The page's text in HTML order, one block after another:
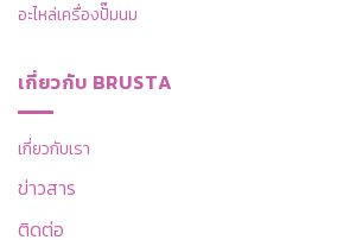
อะไหล่เครื่องปั๊มนม
เกี่ยวกับ BRUSTA
เกี่ยวกับเรา
ข่าวสาร
ติดต่อ